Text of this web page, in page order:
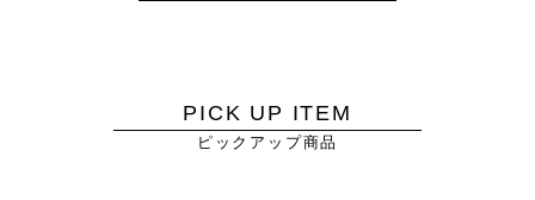
PICK UP ITEM
ピックアップ商品